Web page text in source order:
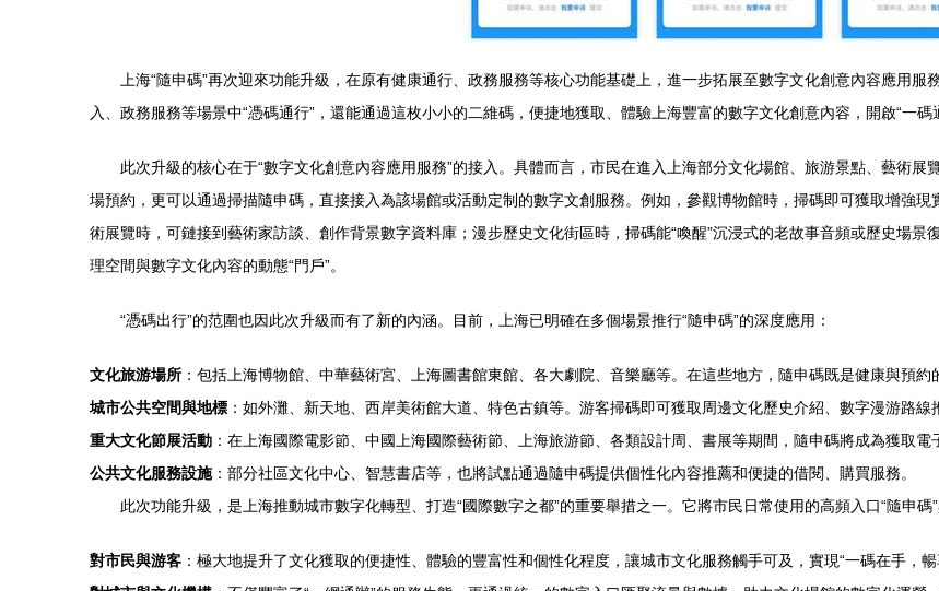
上海“隨申碼”再次迎來功能升級，在原有健康通行、政務服務等核心功能基礎上，進一步拓展至數字文化創意內容應用
入、政務服務等場景中“憑碼通行”，還能通過這枚小小的二維碼，便捷地獲取、體驗上海豐富的數字文化創意內容，開啟“一碼
此次升級的核心在于“數字文化創意內容應用服務”的接入。具體而言，市民在進入上海部分文化場館、旅游景點、藝術
場預約，更可以通過掃描隨申碼，直接接入為該場館或活動定制的數字文創服務。例如，參觀博物館時，掃碼即可獲取增強
術展覽時，可鏈接到藝術家訪談、創作背景數字資料庫；漫步歷史文化街區時，掃碼能“喚醒”沉浸式的老故事音頻或歷史場景
理空間與數字文化內容的動態“門戶”。
“憑碼出行”的范圍也因此次升級而有了新的內涵。目前，上海已明確在多個場景推行“隨申碼”的深度應用：
文化旅游場所 ：包括上海博物館、中華藝術宮、上海圖書館東館、各大劇院、音樂廳等。在這些地方，隨申碼既是健康與預
城市公共空間與地標 ：如外灘、新天地、西岸美術館大道、特色古鎮等。游客掃碼即可獲取周邊文化歷史介紹、數字漫游路線
重大文化節展活動 ：在上海國際電影節、中國上海國際藝術節、上海旅游節、各類設計周、書展等期間，隨申碼將成為獲取
公共文化服務設施：部分社區文化中心、智慧書店等，也將試點通過隨申碼提供個性化內容推薦和便捷的借閱、購買服務。
此次功能升級，是上海推動城市數字化轉型、打造“國際數字之都”的重要舉措之一。它將市民日常使用的高頻入口“隨申
對市民與游客 ：極大地提升了文化獲取的便捷性、體驗的豐富性和個性化程度，讓城市文化服務觸手可及，實現“一碼在手，暢